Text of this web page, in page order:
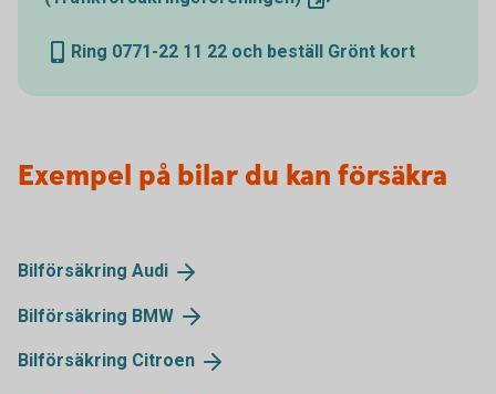
Ring 0771-22 11 22 och beställ Grönt kort
Exempel på bilar du kan försäkra
Bilförsäkring Audi
Bilförsäkring BMW
Bilförsäkring Citroen